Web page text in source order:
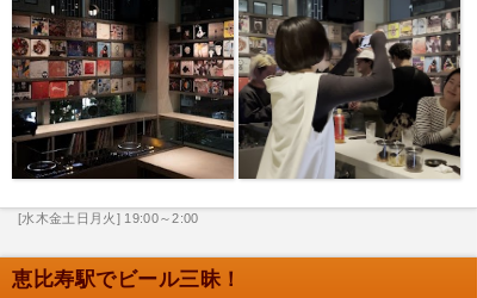
[水木金土日月火] 19:00～2:00
恵比寿駅でビール三昧！